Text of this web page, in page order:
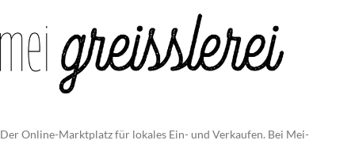
Der Online-Marktplatz für lokales Ein- und Verkaufen. Bei Mei-